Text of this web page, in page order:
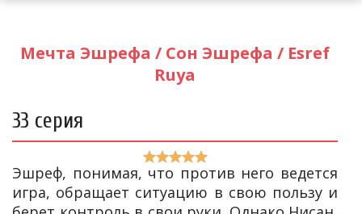
Мечта Эшрефа / Сон Эшрефа / Esref
Ruya
33 серия
Эшреф, понимая, что против него ведется
игра, обращает ситуацию в свою пользу и